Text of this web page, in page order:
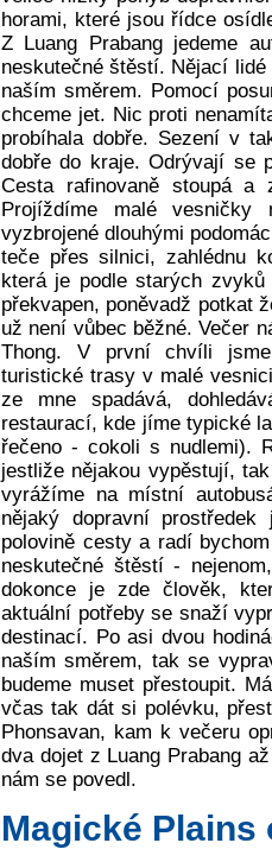
horami, které jsou řídce
Z Luang Prabang jedeme
neskutečné štěstí. Nějací
naším směrem. Pomocí
chceme jet. Nic proti
probíhala dobře. Sezení v
dobře do kraje. Odrývají se
Cesta rafinovaně stoupá a
Projíždíme malé vesničky
vyzbrojené dlouhými
teče přes silnici, zahlédnu
která je podle starých
překvapen, poněvadž potkat
už není vůbec běžné. Večer
Thong. V první chvíli
turistické trasy v malé
ze mne spadává,
restaurací, kde jíme typické
řečeno - cokoli s nudlemi).
jestliže nějakou vypěstují,
vyrážíme na místní
nějaký dopravní
polovině cesty a radí
neskutečné štěstí -
dokonce je zde člověk,
aktuální potřeby se snaží
destinací. Po asi dvou
naším směrem, tak se
budeme muset přestoupit.
včas tak dát si polévku,
Phonsavan, kam k večeru
dva dojet z Luang Prabang
nám se povedl.
Magické Plains